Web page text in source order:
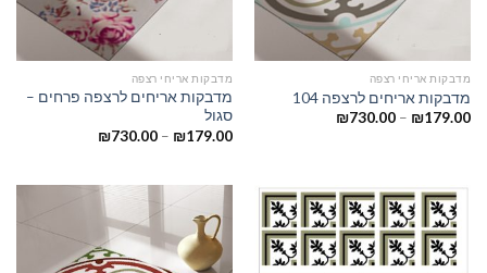
מדבקות אריחי רצפה
מדבקות אריחים לרצפה 104
₪179.00
–
₪730.00
מדבקות אריחי רצפה
מדבקות אריחים לרצפה פרחים –
סגול
₪179.00
–
₪730.00